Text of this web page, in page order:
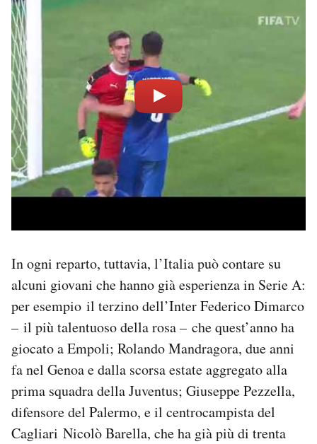
In ogni reparto, tuttavia, l’Italia può contare su
alcuni giovani che hanno già esperienza in Serie A:
per esempio il terzino dell’Inter Federico Dimarco
– il più talentuoso della rosa – che quest’anno ha
giocato a Empoli; Rolando Mandragora, due anni
fa nel Genoa e dalla scorsa estate aggregato alla
prima squadra della Juventus; Giuseppe Pezzella,
difensore del Palermo, e il centrocampista del
Cagliari Nicolò Barella, che ha già più di trenta